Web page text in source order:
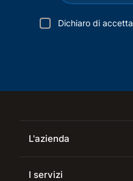
Dichiaro di
L'azienda
I servizi